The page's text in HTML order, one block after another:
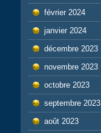
février 2024
janvier 2024
décembre 2023
novembre 2023
octobre 2023
septembre 2023
août 2023